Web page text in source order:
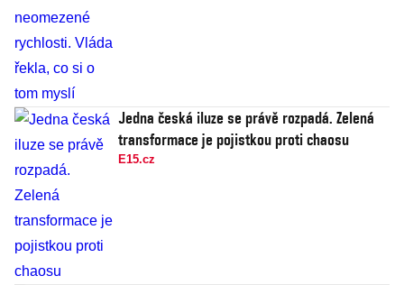
Jedna česká iluze se právě rozpadá. Zelená
transformace je pojistkou proti chaosu
E15.cz